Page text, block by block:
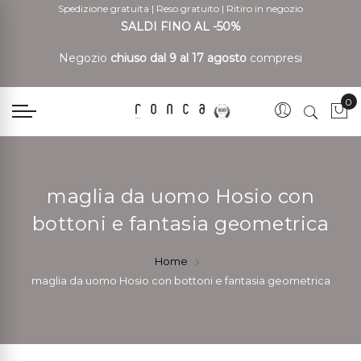
Spedizione gratuita | Reso gratuito | Ritiro in negozio
SALDI FINO AL -50%
Negozio chiuso dal 9 al 17 agosto compresi
0
maglia da uomo Hosio con
bottoni e fantasia geometrica
Home
maglia da uomo Hosio con bottoni e fantasia geometrica